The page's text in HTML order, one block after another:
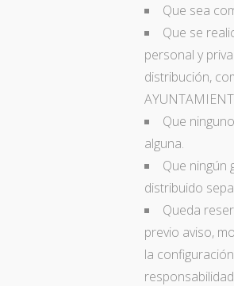
Que sea
Que se
personal y
distribución,
Que
alguna.
Que ningún
distribuido
Queda
previo aviso,
la